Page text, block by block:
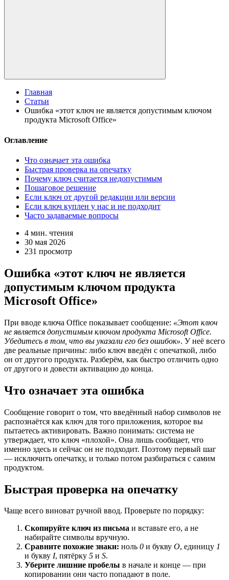
Главная
Статьи
Ошибка «этот ключ не является допустимым ключом
продукта Microsoft Office»
Оглавление
Что означает эта ошибка
Быстрая проверка на опечатку
Почему ключ считается недопустимым
Пошаговое решение
Если ключ от другой редакции или версии
Если ключ куплен у нас и не подходит
Часто задаваемые вопросы
4 мин. чтения
30 мая 2026
231 просмотр
Ошибка «этот ключ не является
допустимым ключом продукта
Microsoft Office»
При вводе ключа Office показывает сообщение: «Этот ключ
не является допустимым ключом продукта Microsoft Office.
Убедитесь в том, что вы указали его без ошибок». У неё всего
две реальные причины: либо ключ введён с опечаткой, либо
он от другого продукта. Разберём, как быстро отличить одно
от другого и довести активацию до конца.
Что означает эта ошибка
Сообщение говорит о том, что введённый набор символов не
распознаётся как ключ для того приложения, которое вы
пытаетесь активировать. Важно понимать: система не
утверждает, что ключ «плохой». Она лишь сообщает, что
именно здесь и сейчас он не подходит. Поэтому первый шаг
— исключить опечатку, и только потом разбираться с самим
продуктом.
Быстрая проверка на опечатку
Чаще всего виноват ручной ввод. Проверьте по порядку:
Скопируйте ключ из письма и вставьте его, а не
набирайте символы вручную.
Сравните похожие знаки: ноль 0 и букву O, единицу 1
и букву I, пятёрку 5 и S.
Уберите лишние пробелы в начале и конце — при
копировании они часто попадают в поле.